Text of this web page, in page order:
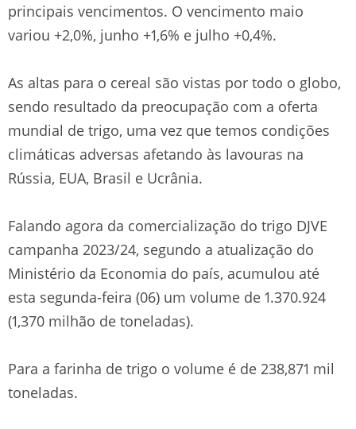
principais vencimentos. O vencimento maio
variou +2,0%, junho +1,6% e julho +0,4%.
As altas para o cereal são vistas por todo o globo,
sendo resultado da preocupação com a oferta
mundial de trigo, uma vez que temos condições
climáticas adversas afetando às lavouras na
Rússia, EUA, Brasil e Ucrânia.
Falando agora da comercialização do trigo DJVE
campanha 2023/24, segundo a atualização do
Ministério da Economia do país, acumulou até
esta segunda-feira (06) um volume de 1.370.924
(1,370 milhão de toneladas).
Para a farinha de trigo o volume é de 238,871 mil
toneladas.